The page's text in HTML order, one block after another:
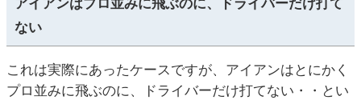
アイアンはプロ並みに飛ぶのに、ドライバーだけ打て
ない
これは実際にあったケースですが、アイアンはとにかく
プロ並みに飛ぶのに、ドライバーだけ打てない・・とい